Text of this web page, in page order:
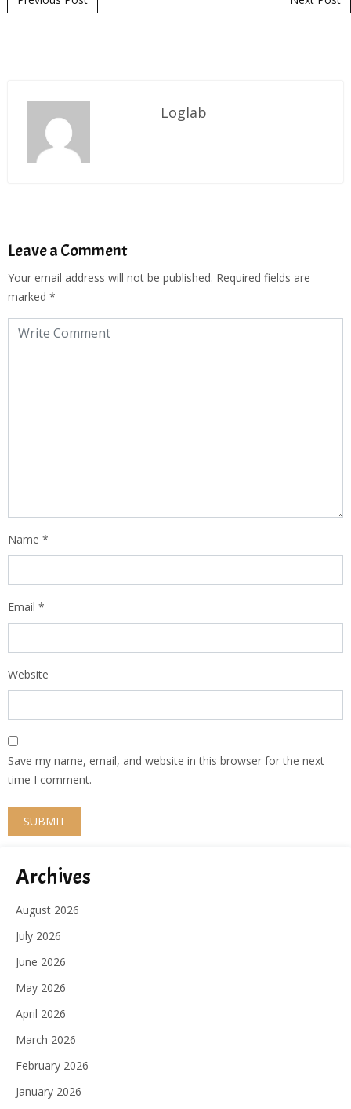
Loglab
Leave a Comment
Your email address will not be published. Required fields are
marked *
Name *
Email *
Website
Save my name, email, and website in this browser for the next
time I comment.
Archives
August 2026
July 2026
June 2026
May 2026
April 2026
March 2026
February 2026
January 2026